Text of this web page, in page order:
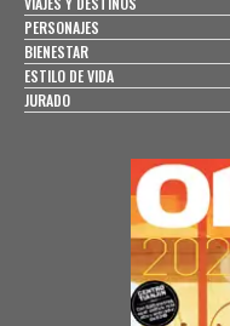
PERSONAJES
BIENESTAR
ESTILO DE VIDA
JURADO